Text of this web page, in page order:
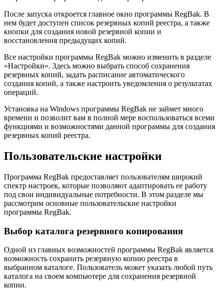
После запуска откроется главное окно программы RegBak. В
нем будет доступен список резервных копий реестра, а также
кнопки для создания новой резервной копии и
восстановления предыдущих копий.
Все настройки программы RegBak можно изменить в разделе
«Настройки». Здесь можно выбрать способ сохранения
резервных копий, задать расписание автоматического
создания копий, а также настроить уведомления о результатах
операций.
Установка на Windows программы RegBak не займет много
времени и позволит вам в полной мере воспользоваться всеми
функциями и возможностями данной программы для создания
резервных копий реестра.
Пользовательские настройки
Программа RegBak предоставляет пользователям широкий
спектр настроек, которые позволяют адаптировать ее работу
под свои индивидуальные потребности. В этом разделе мы
рассмотрим основные пользовательские настройки
программы RegBak.
Выбор каталога резервного копирования
Одной из главных возможностей программы RegBak является
возможность сохранить резервную копию реестра в
выбранном каталоге. Пользователь может указать любой путь
каталога на своем компьютере для сохранения резервной
копии.